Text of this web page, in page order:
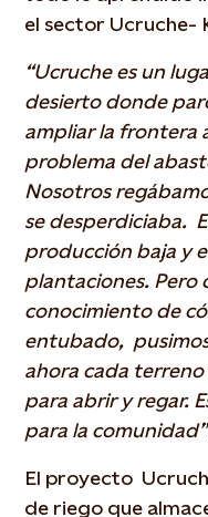
el sector Ucruche-
“Ucruche es un
desierto donde
ampliar la frontera
problema del
Nosotros
se desperdiciaba.
producción baja y
plantaciones. Pero
conocimiento de
entubado,
ahora cada
para abrir y regar.
para la comunidad”
El proyecto
de riego que